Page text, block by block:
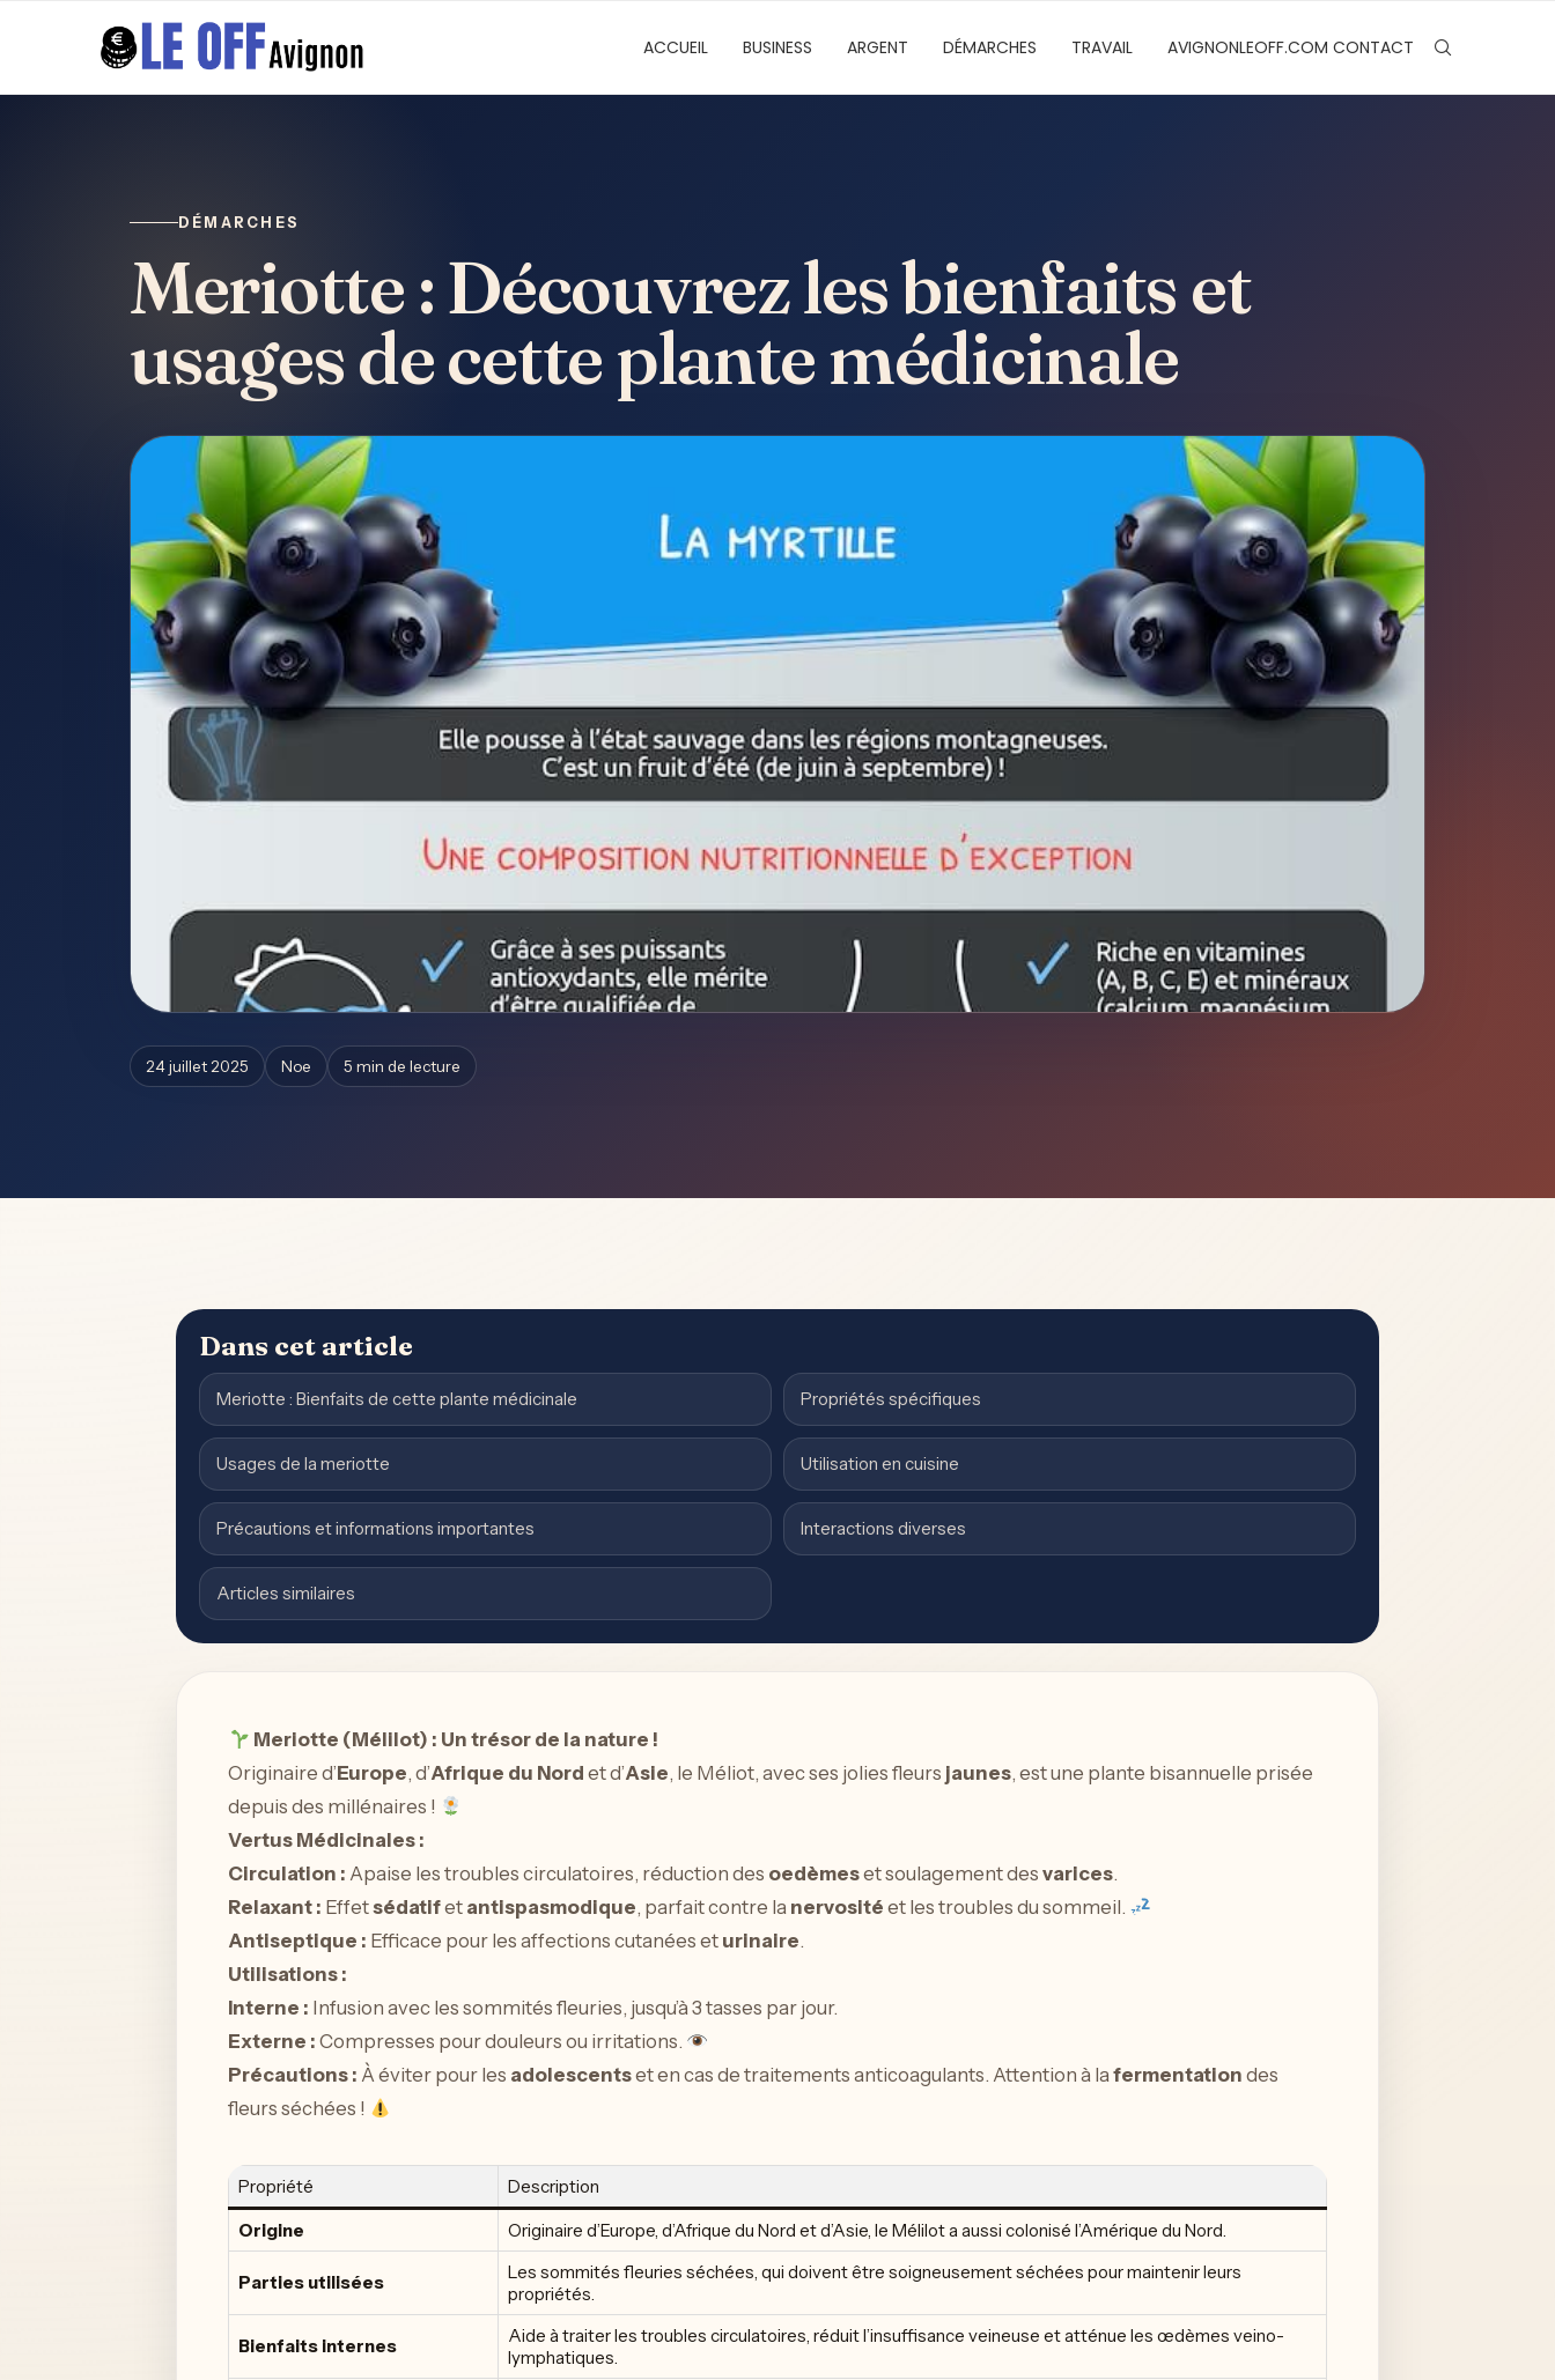
ACCUEIL BUSINESS ARGENT DÉMARCHES TRAVAIL AVIGNONLEOFF.COM CONTACT
DÉMARCHES
Meriotte : Découvrez les bienfaits et
usages de cette plante médicinale
24 juillet 2025 Noe 5 min de lecture
Dans cet article
Meriotte : Bienfaits de cette plante médicinale Propriétés spécifiques
Usages de la meriotte Utilisation en cuisine
Précautions et informations importantes Interactions diverses
Articles similaires
Meriotte (Mélilot) : Un trésor de la nature !
Originaire d’Europe, d’Afrique du Nord et d’Asie, le Méliot, avec ses jolies fleurs jaunes, est une plante bisannuelle prisée
depuis des millénaires !
Vertus Médicinales :
Circulation : Apaise les troubles circulatoires, réduction des oedèmeset soulagement des varices.
Relaxant : Effetsédatifet antispasmodique, parfait contre la nervosité et les troubles du sommeil.
Antiseptique : Efficace pour les affections cutanées et urinaire.
Utilisations :
Interne : Infusion avec les sommités fleuries, jusqu’à 3 tasses par jour.
Externe : Compresses pour douleurs ou irritations.
Précautions : À éviter pour les adolescentset en cas de traitements anticoagulants. Attention à lafermentation des
fleurs séchées !
Propriété
Description
Origine
Originaire d’Europe, d’Afrique du Nord et d’Asie, le Mélilot a aussi colonisé l’Amérique du Nord.
Parties utilisées
Les sommités fleuries séchées, qui doivent être soigneusement séchées pour maintenir leurs
propriétés.
Bienfaits internes
Aide à traiter les troubles circulatoires, réduit l’insuffisance veineuse et atténue les œdèmes veino-
lymphatiques.